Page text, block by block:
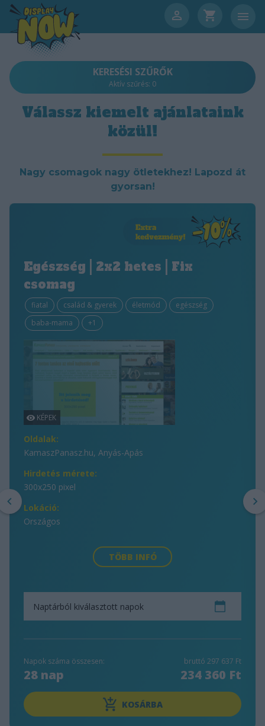
KERESÉSI SZŰRŐK
Aktív szűrés: 0
Válassz kiemelt ajánlataink
közül!
Nagy csomagok nagy ötletekhez! Lapozd át
gyorsan!
Egészség | 2x2 hetes | Fix
csomag
fiatal család & gyerek életmód
egészség
baba-mama
+1
Oldalak:
KamaszPanasz.hu, Anyás-Apás
Hirdetés mérete:
300x250 pixel
Lokáció:
Országos
TÖBB INFÓ
Naptárból kiválasztott napok
Napok száma összesen:
28 nap
bruttó 297 637 Ft
234 360 Ft
KOSÁRBA